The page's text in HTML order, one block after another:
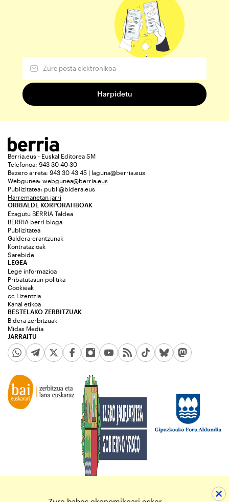
Berria.eus - Euskal Editorea SM
Telefonoa: 943 30 40 30
Bezero arreta: 943 30 43 45 | laguna@berria.eus
Webgunea: webgunea@berria.eus
Publizitatea: publi@bidera.eus
Harremanetan jarri
ORRIALDE KORPORATIBOAK
Ezagutu BERRIA Taldea
BERRIA berri bloga
Publizitatea
Galdera-erantzunak
Kontratazioak
Sarebide
JARRAITU
LEGEA
Lege informazioa
Pribatutasun politika
Cookieak
cc Lizentzia
Kanal etikoa
BESTELAKO ZERBITZUAK
Bidera zerbitzuak
Midas Media